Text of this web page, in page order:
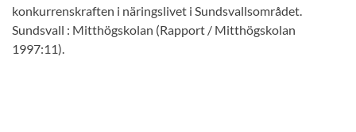
konkurrenskraften i näringslivet i Sundsvallsområdet.
Sundsvall : Mitthögskolan (Rapport / Mitthögskolan
1997:11).